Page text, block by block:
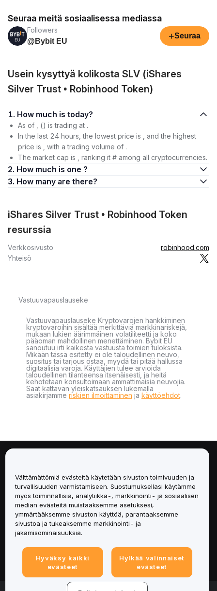
Seuraa meitä sosiaalisessa mediassa
Followers
@Bybit EU
+Seuraa
Usein kysyttyä kolikosta SLV (iShares
Silver Trust • Robinhood Token)
1. How much is today?
As of , () is trading at .
In the last 24 hours, the lowest price is , and the highest
price is , with a trading volume of .
The market cap is , ranking it # among all cryptocurrencies.
2. How much is one ?
3. How many are there?
iShares Silver Trust • Robinhood Token
resurssia
Verkkosivusto
robinhood.com
Yhteisö
Vastuuvapauslauseke
Vastuuvapauslauseke Kryptovarojen hankkiminen
kryptovaroihin sisältää merkittäviä markkinariskejä,
mukaan lukien äärimmäinen volatiliteetti ja koko
pääoman mahdollinen menettäminen. Bybit EU
sanoutuu irti kaikesta vastuusta toimien tuloksista.
Mikään tässä esitetty ei ole taloudellinen neuvo,
suositus tai tarjous ostaa, myydä tai pitää hallussa
digitaalisia varoja. Käyttäjien tulee arvioida
taloudellinen tilanteensa itsenäisesti, ja heitä
kehotetaan konsultoimaan ammattimaisia neuvojia.
Saat kattavan yleiskatsauksen lukemalla
asiakirjamme riskien ilmoittaminen ja käyttöehdot.
Palvelut
Tuki
Tuotteet
Lakiasiat
Välttämättömiä evästeitä käytetään sivuston toimivuuden ja
turvallisuuden varmistamiseen. Suostumuksellasi käytämme
myös toiminnallisia, analytiikka-, markkinointi- ja sosiaalisen
median evästeitä muistaaksemme asetuksesi,
ymmärtääksemme sivuston käyttöä, parantaaksemme
sivustoa ja tukeaksemme markkinointi- ja
jakamisominaisuuksia.
Hyväksy kaikki
evästeet
Hylkää valinnaiset
evästeet